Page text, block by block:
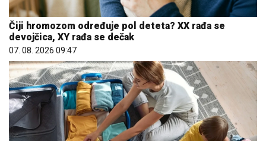
Čiji hromozom određuje pol deteta? XX rađa se
devojčica, XY rađa se dečak
07. 08. 2026 09:47